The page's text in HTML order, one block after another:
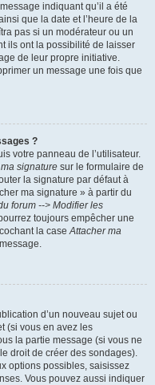
indiquant qu’il a été
que la date et l’heure de la
pas si un modérateur ou un
ils ont la possibilité de laisser
de leur propre initiative.
un message une fois que
?
votre panneau de l’utilisateur.
signature sur le formulaire de
la signature par défaut à
ma signature » à partir du
forum --> Modifier les
toujours empêcher une
la caseAttacher ma
d’un nouveau sujet ou
(si vous en avez les
la partie message (si vous ne
droit de créer des sondages).
options possibles, saisissez
Vous pouvez aussi indiquer